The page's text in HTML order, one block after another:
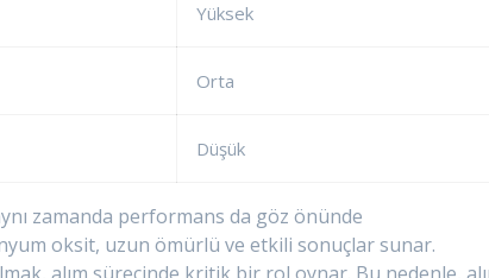
Yüksek
Orta
Düşük
zamanda performans da göz önünde
oksit, uzun ömürlü ve etkili sonuçlar sunar.